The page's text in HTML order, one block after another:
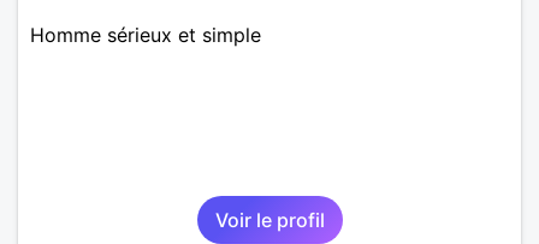
Homme sérieux et simple
Voir le profil